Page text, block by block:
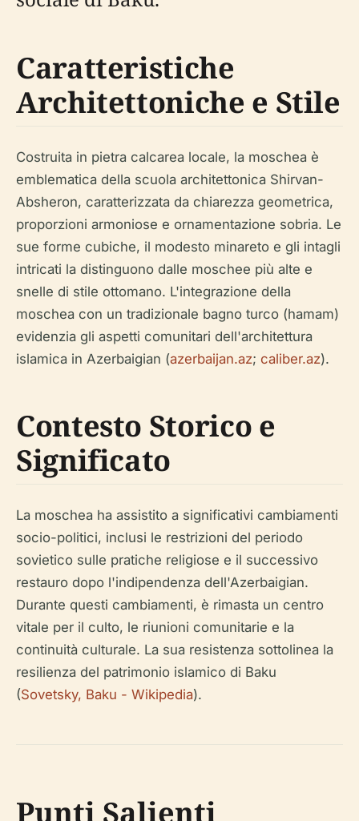
Caratteristiche
Architettoniche e Stile
Costruita in pietra calcarea locale, la moschea è
emblematica della scuola architettonica Shirvan-
Absheron, caratterizzata da chiarezza geometrica,
proporzioni armoniose e ornamentazione sobria. Le
sue forme cubiche, il modesto minareto e gli intagli
intricati la distinguono dalle moschee più alte e
snelle di stile ottomano. L'integrazione della
moschea con un tradizionale bagno turco (hamam)
evidenzia gli aspetti comunitari dell'architettura
islamica in Azerbaigian (azerbaijan.az; caliber.az).
Contesto Storico e
Significato
La moschea ha assistito a significativi cambiamenti
socio-politici, inclusi le restrizioni del periodo
sovietico sulle pratiche religiose e il successivo
restauro dopo l'indipendenza dell'Azerbaigian.
Durante questi cambiamenti, è rimasta un centro
vitale per il culto, le riunioni comunitarie e la
continuità culturale. La sua resistenza sottolinea la
resilienza del patrimonio islamico di Baku
(Sovetsky, Baku - Wikipedia).
Punti Salienti